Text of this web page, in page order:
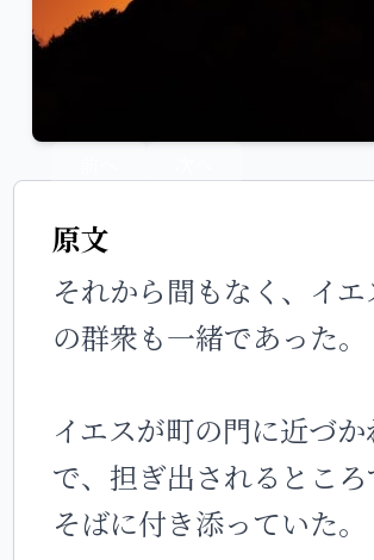
原文
それから間もなく、イ
の群衆も一緒であった。
イエスが町の門に近づ
で、担ぎ出されるとこ
そばに付き添っていた。